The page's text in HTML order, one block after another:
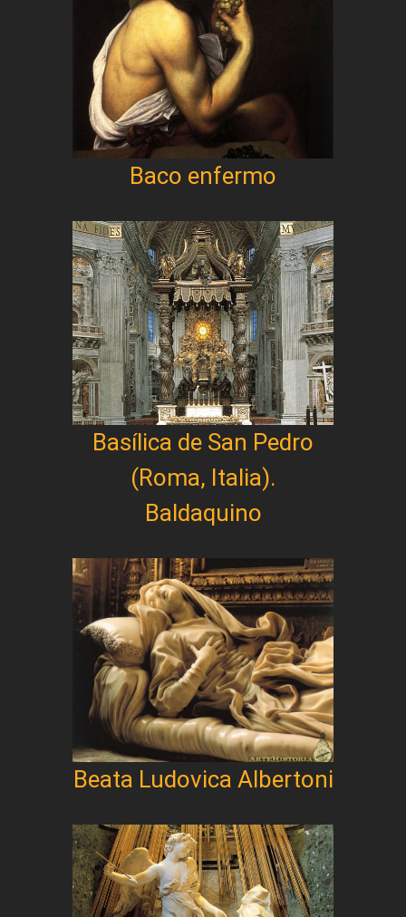
Baco enfermo
Basílica de San Pedro
(Roma, Italia).
Baldaquino
Beata Ludovica Albertoni